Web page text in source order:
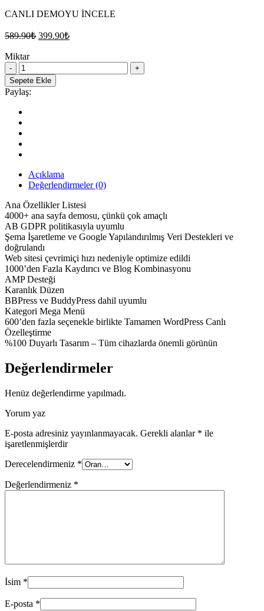
CANLI DEMOYU İNCELE
589.90₺ Orijinal
399.90₺Şu
Miktar
Soledad
–
Çok
Konseptli
Blog/Dergi/Haber
AMP
WordPress
Teması
quantity
Sepete Ekle
Paylaş:
Açıklama
Değerlendirmeler (0)
Ana Özellikler Listesi
4000+ ana sayfa demosu, çünkü çok amaçlı
AB GDPR politikasıyla uyumlu
Şema İşaretleme ve Google Yapılandırılmış Veri Destekleri ve
doğrulandı
Web sitesi çevrimiçi hızı nedeniyle optimize edildi
1000’den Fazla Kaydırıcı ve Blog Kombinasyonu
AMP Desteği
Karanlık Düzen
BBPress ve BuddyPress dahil uyumlu
Kategori Mega Menü
600’den fazla seçenekle birlikte Tamamen WordPress Canlı
Özelleştirme
%100 Duyarlı Tasarım – Tüm cihazlarda önemli görünün
Değerlendirmeler
Henüz değerlendirme yapılmadı.
Yorum yaz
E-posta adresiniz yayınlanmayacak. Gerekli alanlar * ile
işaretlenmişlerdir
Derecelendirmeniz *
Değerlendirmeniz *
İsim *
E-posta *